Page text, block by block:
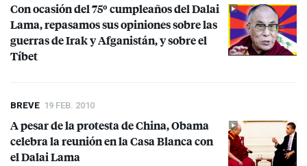
Con ocasión del 75º cumpleaños del Dalai
Lama, repasamos sus opiniones sobre las
guerras de Irak y Afganistán, y sobre el
Tíbet
BREVE 19 FEB. 2010
A pesar de la protesta de China, Obama
celebra la reunión en la Casa Blanca con
el Dalai Lama